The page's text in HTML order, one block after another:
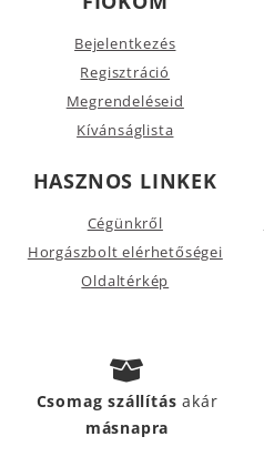
Bejelentkezés
Regisztráció
Megrendeléseid
Kívánságlista
HASZNOS LINKEK
Cégünkről
Horgászbolt elérhetőségei
Oldaltérkép
Csomag szállításakár
másnapra